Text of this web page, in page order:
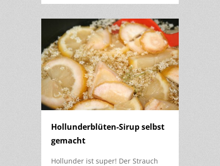
Hollunderblüten-Sirup selbst
gemacht
Hollunder ist super! Der Strauch